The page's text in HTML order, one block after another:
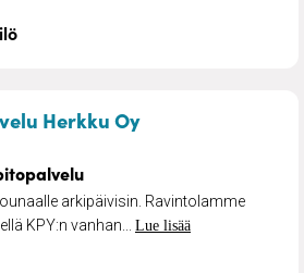
Herkku Oy–
arkipäivisin. Ravintolamme
KPY:n vanhan... Lue lisää